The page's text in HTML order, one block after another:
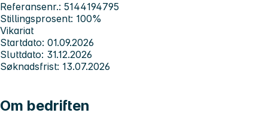
Referansenr.: 5144194795
Stillingsprosent: 100%
Vikariat
Startdato: 01.09.2026
Sluttdato: 31.12.2026
Søknadsfrist: 13.07.2026
Om bedriften